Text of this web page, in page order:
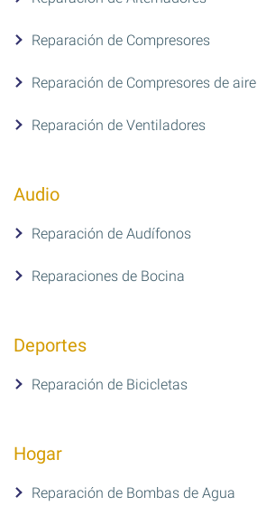
Reparación de Compresores
Reparación de Compresores de aire
Reparación de Ventiladores
Audio
Reparación de Audífonos
Reparaciones de Bocina
Deportes
Reparación de Bicicletas
Hogar
Reparación de Bombas de Agua